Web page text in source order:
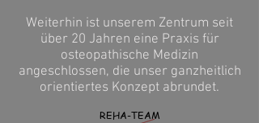
Weiterhin ist unserem Zentrum seit
über 20 Jahren eine Praxis für
osteopathische Medizin
angeschlossen, die unser ganzheitlich
orientiertes Konzept abrundet.
REHA-TEAM